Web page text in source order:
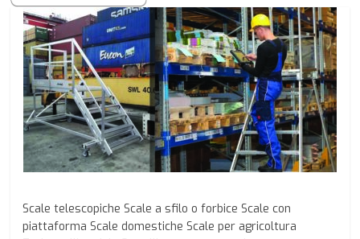
Scale telescopiche Scale a sfilo o forbice Scale con
piattaforma Scale domestiche Scale per agricoltura